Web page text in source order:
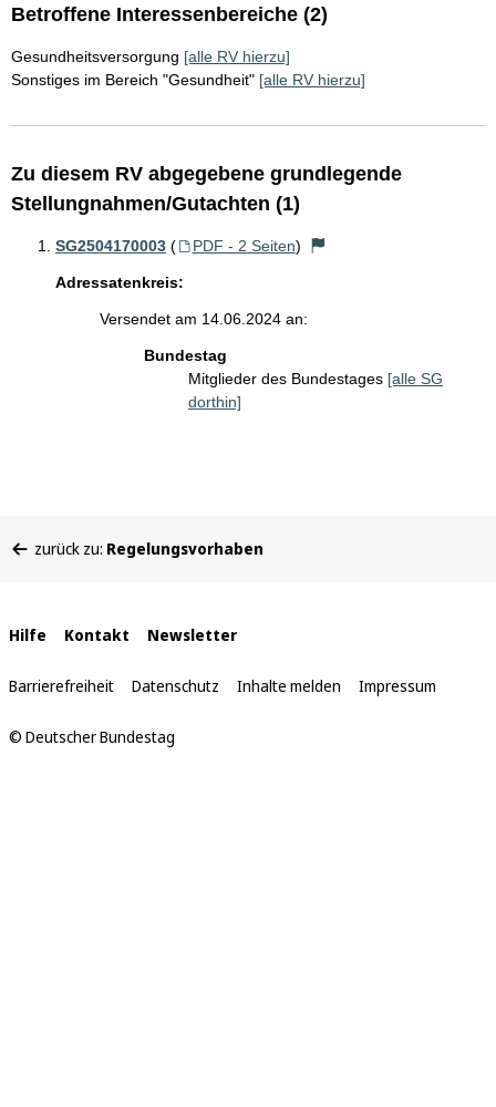
Betroffene Interessenbereiche (2)
Gesundheitsversorgung [alle RV hierzu]
Sonstiges im Bereich "Gesundheit" [alle RV hierzu]
Zu diesem RV abgegebene grundlegende
Stellungnahmen/Gutachten (1)
SG2504170003 ( PDF - 2 Seiten)
Adressatenkreis:
Versendet am 14.06.2024 an:
Bundestag
Mitglieder des Bundestages [alle SG
dorthin]
befinden
zurück zu: Regelungsvorhaben
Interne
Links
Hilfe Kontakt Newsletter
Barrierefreiheit Datenschutz Inhalte melden Impressum
© Deutscher Bundestag